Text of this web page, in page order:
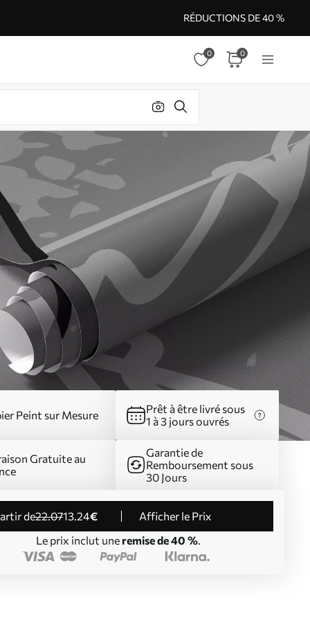
RÉDUCTIONS DE 40 %
0 0
Peint sur Mesure
Prêt à être livré sous
1 à 3 jours ouvrés
Gratuite au
Garantie de
Remboursement sous
30 Jours
de22.0713.24€
Afficher le Prix
Le prix inclut une remise de 40 %.